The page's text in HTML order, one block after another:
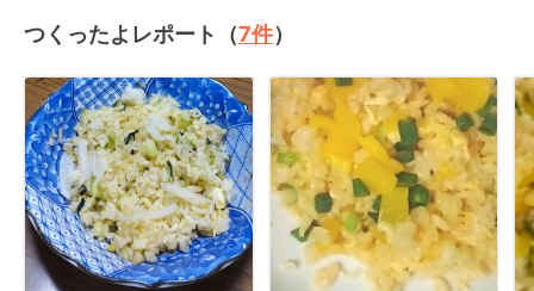
つくったよレポート（7件）